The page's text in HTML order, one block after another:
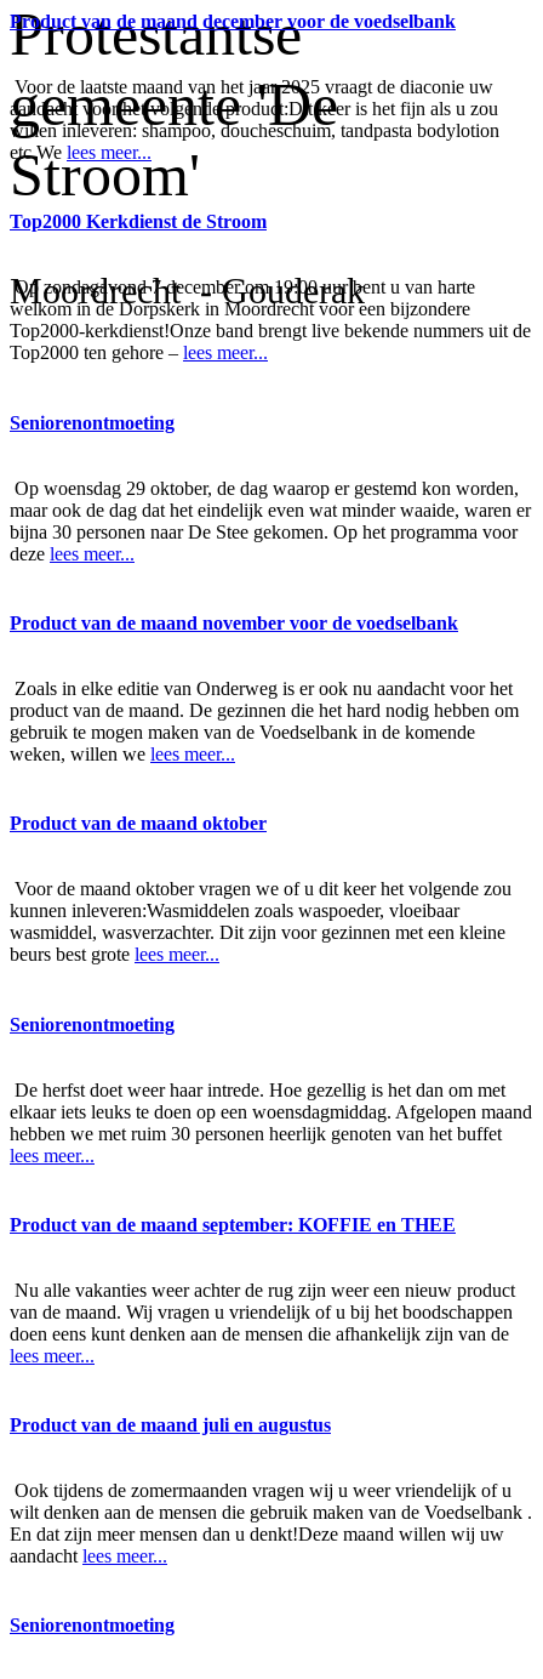
Protestantse
gemeente 'De
Stroom'
Moordrecht - Gouderak
Product van de maand december voor de voedselbank
Voor de laatste maand van het jaar 2025 vraagt de diaconie uw
aandacht voor het volgende product:Dit keer is het fijn als u zou
willen inleveren: shampoo, doucheschuim, tandpasta bodylotion
etc.We lees meer...
Top2000 Kerkdienst de Stroom
Op zondagavond 7 december om 19:00 uur bent u van harte
welkom in de Dorpskerk in Moordrecht voor een bijzondere
Top2000-kerkdienst!Onze band brengt live bekende nummers uit de
Top2000 ten gehore – lees meer...
Seniorenontmoeting
Op woensdag 29 oktober, de dag waarop er gestemd kon worden,
maar ook de dag dat het eindelijk even wat minder waaide, waren er
bijna 30 personen naar De Stee gekomen. Op het programma voor
deze lees meer...
Product van de maand november voor de voedselbank
Zoals in elke editie van Onderweg is er ook nu aandacht voor het
product van de maand. De gezinnen die het hard nodig hebben om
gebruik te mogen maken van de Voedselbank in de komende
weken, willen we lees meer...
Product van de maand oktober
Voor de maand oktober vragen we of u dit keer het volgende zou
kunnen inleveren:Wasmiddelen zoals waspoeder, vloeibaar
wasmiddel, wasverzachter. Dit zijn voor gezinnen met een kleine
beurs best grote lees meer...
Seniorenontmoeting
De herfst doet weer haar intrede. Hoe gezellig is het dan om met
elkaar iets leuks te doen op een woensdagmiddag. Afgelopen maand
hebben we met ruim 30 personen heerlijk genoten van het buffet
lees meer...
Product van de maand september: KOFFIE en THEE
Nu alle vakanties weer achter de rug zijn weer een nieuw product
van de maand. Wij vragen u vriendelijk of u bij het boodschappen
doen eens kunt denken aan de mensen die afhankelijk zijn van de
lees meer...
Product van de maand juli en augustus
Ook tijdens de zomermaanden vragen wij u weer vriendelijk of u
wilt denken aan de mensen die gebruik maken van de Voedselbank .
En dat zijn meer mensen dan u denkt!Deze maand willen wij uw
aandacht lees meer...
Seniorenontmoeting